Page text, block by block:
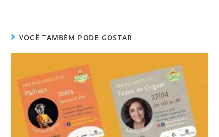
VOCÊ TAMBÉM PODE GOSTAR